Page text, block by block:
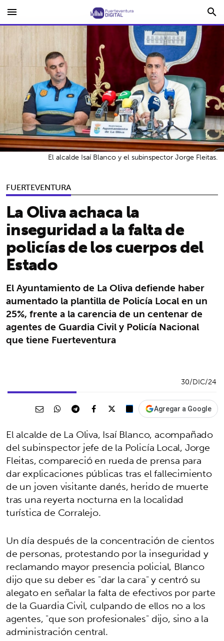
menu search
FUERTEVENTURA
La Oliva achaca la
inseguridad a la falta de
policías de los cuerpos del
Estado
El Ayuntamiento de La Oliva defiende haber
aumentado la plantilla de Policía Local en un
25%, frente a la carencia de un centenar de
agentes de Guardia Civil y Policía Nacional
que tiene Fuerteventura
El alcalde Isaí Blanco y el subinspector Jorge Fleitas.
30/DIC/24
Agregar a Google
El alcalde de La Oliva, Isaí Blanco, acompañado
del subinspector jefe de la Policía Local, Jorge
Fleitas, compareció en rueda de prensa para
dar explicaciones públicas tras el fallecimiento
de un joven visitante danés, herido de muerte
tras una reyerta nocturna en la localidad
turística de Corralejo.
Un día después de la concentración de cientos
de personas, protestando por la inseguridad y
reclamando mayor presencia policial, Blanco
dijo que su deber es "dar la cara" y centró su
alegato en señalar la falta de efectivos por parte
de la Guardia Civil, culpando de ellos no a los
agentes, "que son profesionales" dijo, sino a la
administración central.